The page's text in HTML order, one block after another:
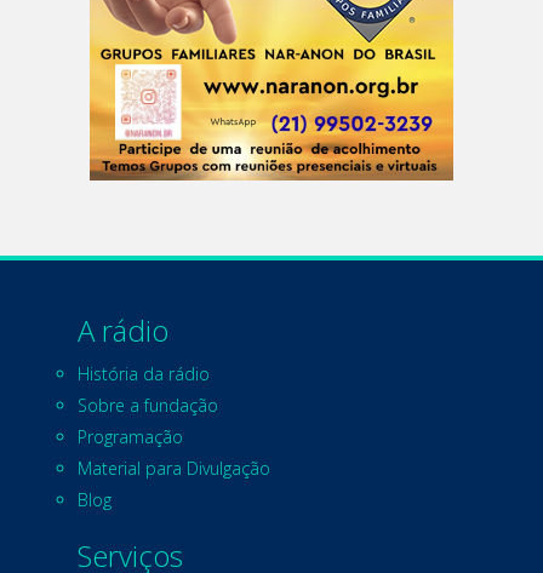
A rádio
História da rádio
Sobre a fundação
Programação
Material para Divulgação
Blog
Serviços